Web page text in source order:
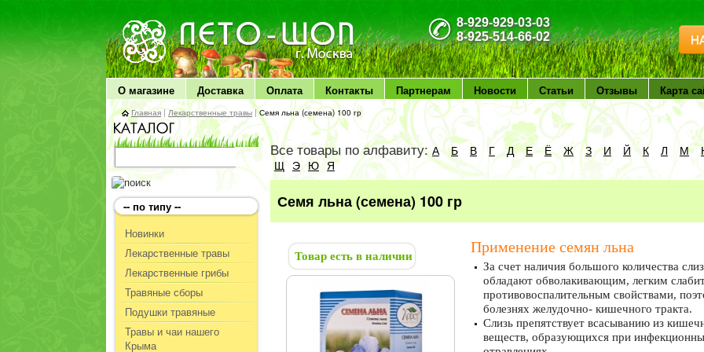
ЛЕТО чудо здоровья
8-929-929-03-03
8-925-514-66-02
О магазине Доставка Оплата Контакты Партнерам Новости Статьи Отзывы Карта
Главная |Лекарственные травы |Семя льна (семена) 100 гр
-- по типу --
Новинки
Лекарственные травы
Лекарственные грибы
Травяные сборы
Подушки травяные
Травы и чаи нашего
Крыма
Все товары по алфавиту:А Б В Г Д Е Ё Ж З И Й К Л М
Щ Э Ю Я
Семя льна (семена) 100 гр
Товар есть в наличии
Применение семян льна
За счет наличия большого количества
обладают обволакивающим, легким
противовоспалительным свойствами,
болезнях желудочно- кишечного тракта.
Слизь препятствует всасыванию из
веществ, образующихся при